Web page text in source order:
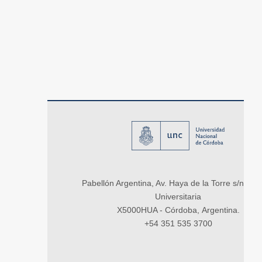
Pabellón Argentina, Av. Haya de la Torre s/n,
Universitaria
X5000HUA - Córdoba, Argentina.
+54 351 535 3700